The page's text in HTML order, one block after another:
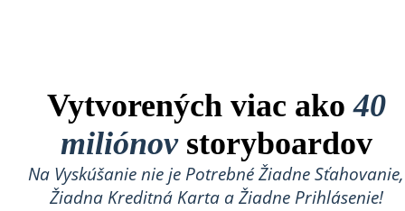
Vytvorených viac ako40
miliónovstoryboardov
Na Vyskúšanie nie je Potrebné Žiadne Sťahovanie,
Žiadna Kreditná Karta a Žiadne Prihlásenie!